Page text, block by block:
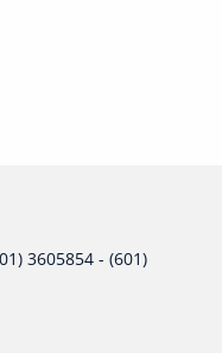
de sistemas
humana y los
a prevenir
condiciones críticas,
comprometer la
se optimizan los
3605854 - (601)